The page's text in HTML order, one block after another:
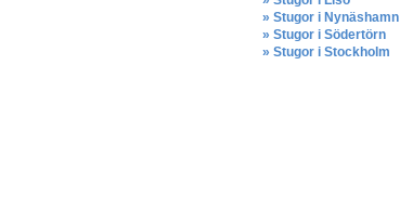
» Stugor i Nynäshamn
» Stugor i Södertörn
» Stugor i Stockholm